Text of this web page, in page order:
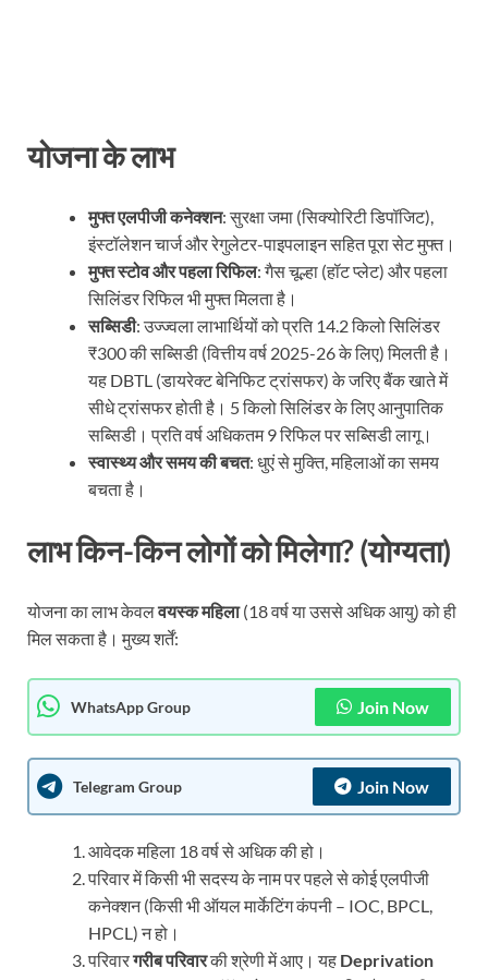
योजना के लाभ
मुफ्त एलपीजी कनेक्शन: सुरक्षा जमा (सिक्योरिटी डिपॉजिट),
इंस्टॉलेशन चार्ज और रेगुलेटर-पाइपलाइन सहित पूरा सेट मुफ्त।
मुफ्त स्टोव और पहला रिफिल: गैस चूल्हा (हॉट प्लेट) और पहला
सिलिंडर रिफिल भी मुफ्त मिलता है।
सब्सिडी: उज्ज्वला लाभार्थियों को प्रति 14.2 किलो सिलिंडर
₹300 की सब्सिडी (वित्तीय वर्ष 2025-26 के लिए) मिलती है।
यह DBTL (डायरेक्ट बेनिफिट ट्रांसफर) के जरिए बैंक खाते में
सीधे ट्रांसफर होती है। 5 किलो सिलिंडर के लिए आनुपातिक
सब्सिडी। प्रति वर्ष अधिकतम 9 रिफिल पर सब्सिडी लागू।
स्वास्थ्य और समय की बचत: धुएं से मुक्ति, महिलाओं का समय
बचता है।
लाभ किन-किन लोगों को मिलेगा? (योग्यता)
योजना का लाभ केवलवयस्क महिला(18 वर्ष या उससे अधिक आयु) को ही
मिल सकता है। मुख्य शर्तें:
WhatsApp Group Join Now
Telegram Group Join Now
आवेदक महिला 18 वर्ष से अधिक की हो।
परिवार में किसी भी सदस्य के नाम पर पहले से कोई एलपीजी
कनेक्शन (किसी भी ऑयल मार्केटिंग कंपनी – IOC, BPCL,
HPCL) न हो।
परिवारगरीब परिवारकी श्रेणी में आए। यह Deprivation